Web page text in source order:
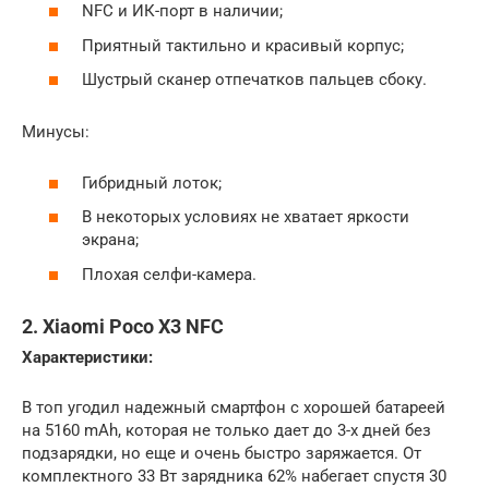
NFC и ИК-порт в наличии;
Приятный тактильно и красивый корпус;
Шустрый сканер отпечатков пальцев сбоку.
Минусы:
Гибридный лоток;
В некоторых условиях не хватает яркости
экрана;
Плохая селфи-камера.
2. Xiaomi Poco X3 NFC
Характеристики:
В топ угодил надежный смартфон с хорошей батареей
на 5160 mAh, которая не только дает до 3-х дней без
подзарядки, но еще и очень быстро заряжается. От
комплектного 33 Вт зарядника 62% набегает спустя 30